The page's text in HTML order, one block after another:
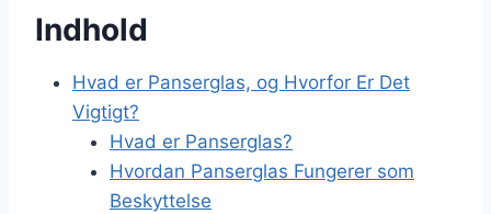
Indhold
Hvad er Panserglas, og Hvorfor Er Det
Vigtigt?
Hvad er Panserglas?
Hvordan Panserglas Fungerer som
Beskyttelse